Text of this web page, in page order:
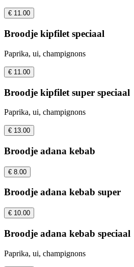
€ 11.00
Broodje kipfilet speciaal
Paprika, ui, champignons
€ 11.00
Broodje kipfilet super speciaal
Paprika, ui, champignons
€ 13.00
Broodje adana kebab
€ 8.00
Broodje adana kebab super
€ 10.00
Broodje adana kebab speciaal
Paprika, ui, champignons